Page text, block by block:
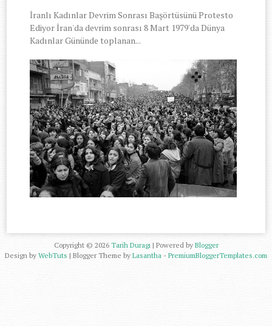
İranlı Kadınlar Devrim Sonrası Başörtüsünü Protesto
Ediyor İran'da devrim sonrası 8 Mart 1979'da Dünya
Kadınlar Gününde toplanan...
Copyright © 2026 Tarih Duragı | Powered by Blogger
Design by WebTuts | Blogger Theme by Lasantha - PremiumBloggerTemplates.com